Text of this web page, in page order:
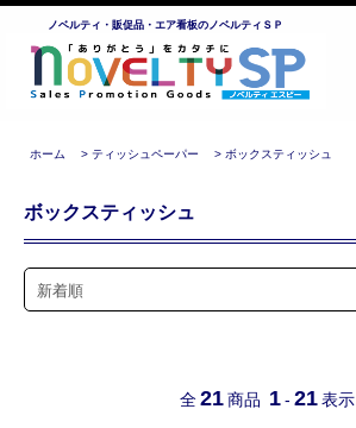
ノベルティ・販促品・エア看板のノベルティＳＰ
ホーム > ティッシュペーパー > ボックスティッシュ
ボックスティッシュ
全 21 商品 1 - 21 表示